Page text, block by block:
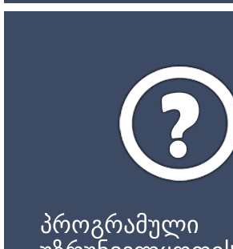
პროგრამული